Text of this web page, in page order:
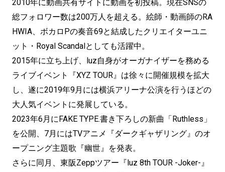
2010年に動画共有サイトに動画を初投稿。現在SNSの
総フォロワー数は200万人を超える。絵師・動画師のRA
HWIA、ボカロPの奏音69と結成したクリエイターユニ
ット・Royal Scandalとしても活躍中。
2015年に立ち上げ、luz自身がオーガナイザーを務める
ライブイベント『XYZ TOUR』は徐々に開催規模を拡大
し、遂に2019年9月には横浜アリーナ公演を行うほどの
大人気イベントに発展している。
2023年6月にFAKE TYPE.書き下ろしの新曲「Ruthless」
を公開、7月にはTVアニメ『ダークギャザリング』のオ
ープニング主題歌『幽世』を発表。
さらに同月、東阪Zeppツアー『luz 8th TOUR -Joker-』